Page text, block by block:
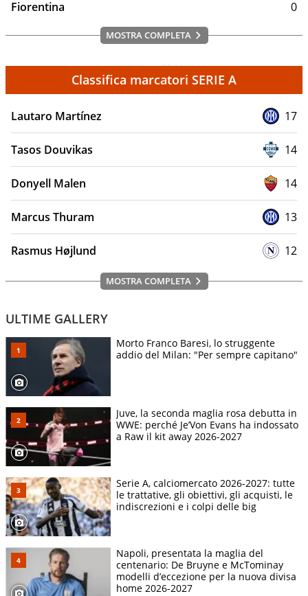
Fiorentina
0
MOSTRA COMPLETA
Classifica marcatori SERIE A
Lautaro Martínez 17
Tasos Douvikas 14
Donyell Malen 14
Marcus Thuram 13
Rasmus Højlund 12
MOSTRA COMPLETA
ULTIME GALLERY
Morto Franco Baresi, lo struggente
addio del Milan: "Per sempre capitano"
Juve, la seconda maglia rosa debutta in
WWE: perché Je’Von Evans ha indossato
a Raw il kit away 2026-2027
Serie A, calciomercato 2026-2027: tutte
le trattative, gli obiettivi, gli acquisti, le
indiscrezioni e i colpi delle big
Napoli, presentata la maglia del
centenario: De Bruyne e McTominay
modelli d’eccezione per la nuova divisa
home 2026-2027